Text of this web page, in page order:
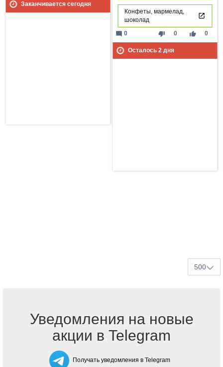
Заканчивается сегодня
Конфеты, мармелад,
шоколад
thumb_down 0 thumb_up 0
mode_comment 0
Осталось 2дня
500
Уведомления на новые
акции в Telegram
Получать уведомления в Telegram